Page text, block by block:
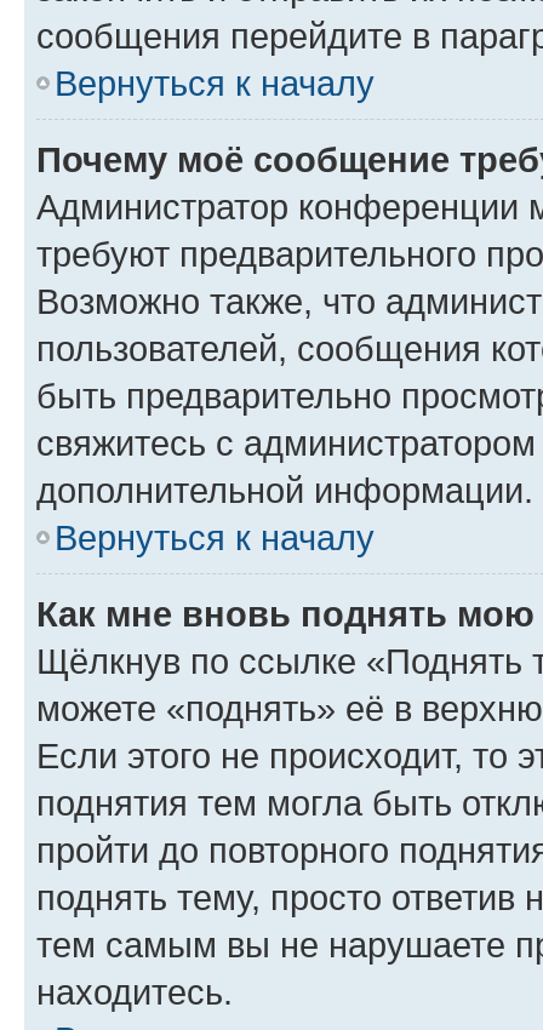
сообщения перейдите в
Вернуться к началу
Почему моё сообщение
Администратор конференции
требуют предварительного
Возможно также, что
пользователей, сообщения
быть предварительно
свяжитесь с
дополнительной информации.
Вернуться к началу
Как мне вновь поднять мою
Щёлкнув по ссылке «Поднять
можете «поднять» её в
Если этого не происходит, то
поднятия тем могла быть
пройти до повторного
поднять тему, просто ответив
тем самым вы не нарушаете
находитесь.